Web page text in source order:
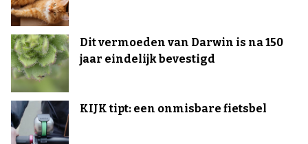
Dit vermoeden van Darwin is na 150
jaar eindelijk bevestigd
KIJK tipt: een onmisbare fietsbel